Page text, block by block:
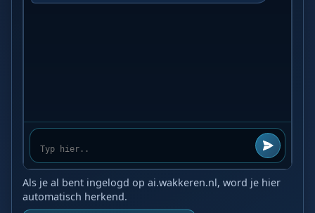
Als je al bent ingelogd op ai.wakkeren.nl, word je hier
automatisch herkend.